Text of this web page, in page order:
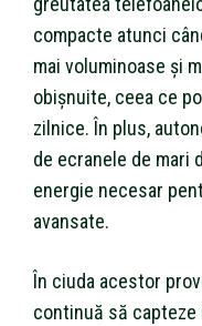
compacte atunci
mai voluminoase și
obișnuite, ceea ce
zilnice. În plus,
de ecranele de mari
energie necesar
avansate.
În ciuda acestor
continuă să